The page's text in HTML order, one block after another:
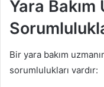
Yara Bakım
Bir yara bakım
sorumlulukları vardır: